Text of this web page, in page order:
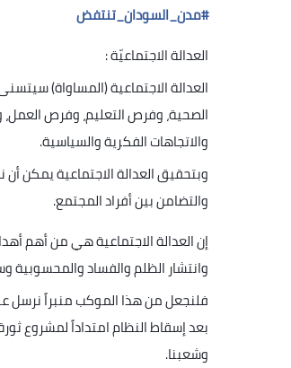
#مدن_السودان_تنتفض
العدالة الاجتماعيّة :
العدالة الاجتماعية (المساواة)
الصحية، وفرص التعليم، وفرص العمل،
والاتجاهات الفكرية والسياسية.
وبتحقيق العدالة الاجتماعية يمكن
والتضامن بين أفراد المجتمع.
إن العدالة الاجتماعية هي من أهم
وانتشار الظلم والفساد والمحسوبية
فلنجعل من هذا الموكب منبراً نرسل
بعد إسقاط النظام امتداداً لمشروع
وشعبنا.